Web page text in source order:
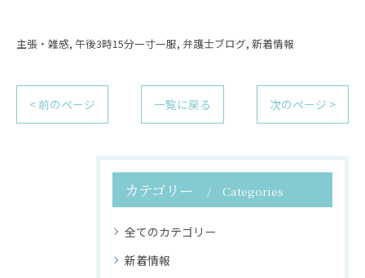
主張・雑感 午後3時15分一寸一服 弁護士ブログ 新着情報
< 前のページ 一覧に戻る 次のページ >
カテゴリー Categories
全てのカテゴリー
新着情報